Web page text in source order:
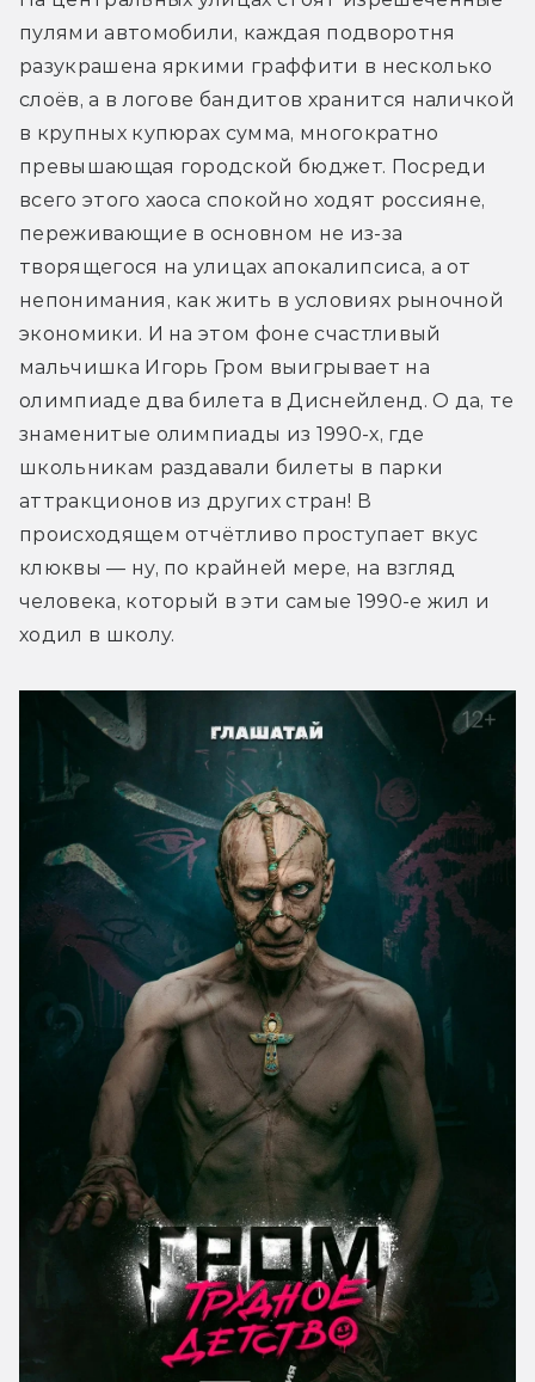
пулями автомобили, каждая подворотня
разукрашена яркими граффити в несколько
слоёв, а в логове бандитов хранится наличкой
в крупных купюрах сумма, многократно
превышающая городской бюджет. Посреди
всего этого хаоса спокойно ходят россияне,
переживающие в основном не из-за
творящегося на улицах апокалипсиса, а от
непонимания, как жить в условиях рыночной
экономики. И на этом фоне счастливый
мальчишка Игорь Гром выигрывает на
олимпиаде два билета в Диснейленд. О да, те
знаменитые олимпиады из 1990-х, где
школьникам раздавали билеты в парки
аттракционов из других стран! В
происходящем отчётливо проступает вкус
клюквы — ну, по крайней мере, на взгляд
человека, который в эти самые 1990-е жил и
ходил в школу.